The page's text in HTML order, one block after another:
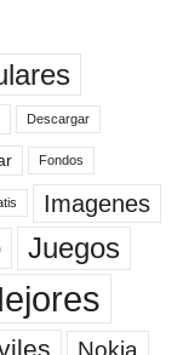
Descargar
Fondos
Imagenes
Juegos
Nokia